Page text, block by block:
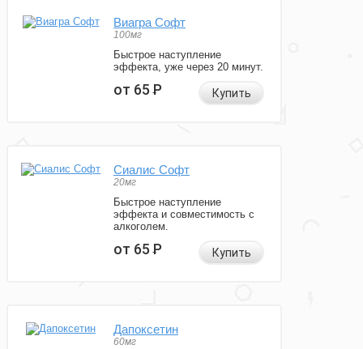
Виагра Софт
100мг
Быстрое наступление
эффекта, уже через 20 минут.
от 65Р Купить
Сиалис Софт
20мг
Быстрое наступление
эффекта и совместимость с
алкоголем.
от 65Р Купить
Дапоксетин
60мг